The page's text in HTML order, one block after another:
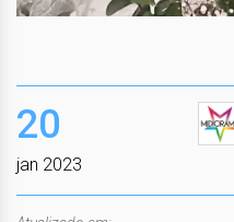
20
jan 2023